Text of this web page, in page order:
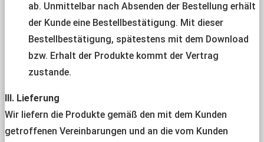
ab. Unmittelbar nach Absenden der Bestellung erhält
der Kunde eine Bestellbestätigung. Mit dieser
Bestellbestätigung, spätestens mit dem Download
bzw. Erhalt der Produkte kommt der Vertrag
zustande.
III. Lieferung
Wir liefern die Produkte gemäß den mit dem Kunden
getroffenen Vereinbarungen und an die vom Kunden